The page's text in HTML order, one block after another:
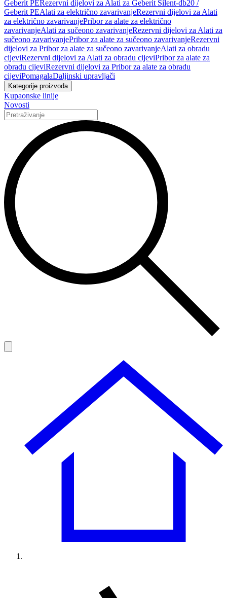
Geberit PERezervni dijelovi za Alati za Geberit Silent-db20 /
Geberit PEAlati za električno zavarivanjeRezervni dijelovi za Alati
za električno zavarivanjePribor za alate za električno
zavarivanjeAlati za sučeono zavarivanjeRezervni dijelovi za Alati za
sučeono zavarivanjePribor za alate za sučeono zavarivanjeRezervni
dijelovi za Pribor za alate za sučeono zavarivanjeAlati za obradu
cijeviRezervni dijelovi za Alati za obradu cijeviPribor za alate za
obradu cijeviRezervni dijelovi za Pribor za alate za obradu
cijeviPomagalaDaljinski upravljači
Kategorije proizvoda
Kupaonske linije
Novosti